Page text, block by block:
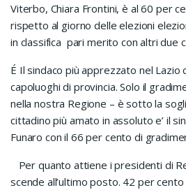
Viterbo, Chiara Frontini, è al 60 per
rispetto al giorno delle elezioni
in classifica pari merito con altri due
É Il sindaco più apprezzato nel Lazio
capoluoghi di provincia. Solo il
nella nostra Regione – è sotto la
cittadino più amato in assoluto e’ il
Funaro con il 66 per cento di
Per quanto attiene i presidenti di
scende all’ultimo posto. 42 per